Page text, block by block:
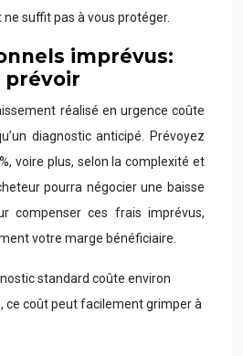
suffit pas à vous protéger.
imprévus:
prévoir
réalisé en urgence coûte
diagnostic anticipé. Prévoyez
voire plus, selon la complexité et
pourra négocier une baisse
compenser ces frais imprévus,
votre marge bénéficiaire.
standard coûte environ
ce coût peut facilement grimper à